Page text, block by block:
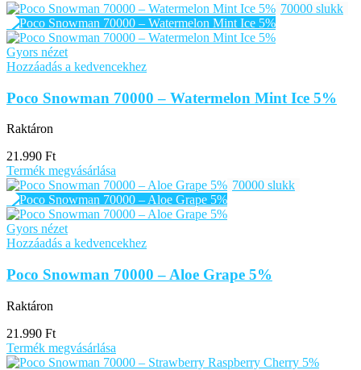
70000 slukk
Gyors nézet
Hozzáadás a kedvencekhez
Poco Snowman 70000 – Watermelon Mint Ice 5%
Raktáron
21.990 Ft
Termék megvásárlása
70000 slukk
Gyors nézet
Hozzáadás a kedvencekhez
Poco Snowman 70000 – Aloe Grape 5%
Raktáron
21.990 Ft
Termék megvásárlása